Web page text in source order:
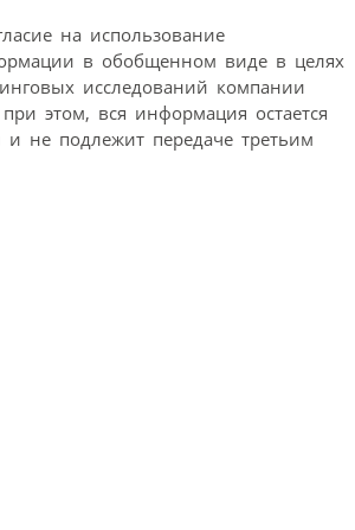
на использование
в обобщенном виде в целях
исследований компании
этом, вся информация остается
не подлежит передаче третьим